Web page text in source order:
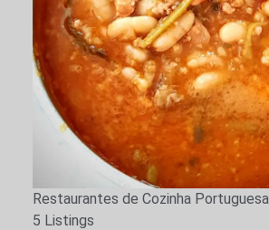
Restaurantes de Cozinha Portuguesa
5 Listings